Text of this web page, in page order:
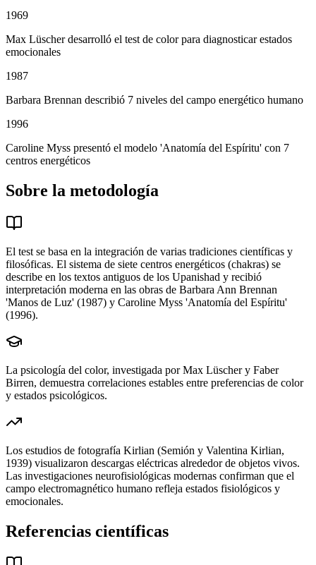
1969
Max Lüscher desarrolló el test de color para diagnosticar estados
emocionales
1987
Barbara Brennan describió 7 niveles del campo energético humano
1996
Caroline Myss presentó el modelo 'Anatomía del Espíritu' con 7
centros energéticos
Sobre la metodología
El test se basa en la integración de varias tradiciones científicas y
filosóficas. El sistema de siete centros energéticos (chakras) se
describe en los textos antiguos de los Upanishad y recibió
interpretación moderna en las obras de Barbara Ann Brennan
'Manos de Luz' (1987) y Caroline Myss 'Anatomía del Espíritu'
(1996).
La psicología del color, investigada por Max Lüscher y Faber
Birren, demuestra correlaciones estables entre preferencias de color
y estados psicológicos.
Los estudios de fotografía Kirlian (Semión y Valentina Kirlian,
1939) visualizaron descargas eléctricas alrededor de objetos vivos.
Las investigaciones neurofisiológicas modernas confirman que el
campo electromagnético humano refleja estados fisiológicos y
emocionales.
Referencias científicas